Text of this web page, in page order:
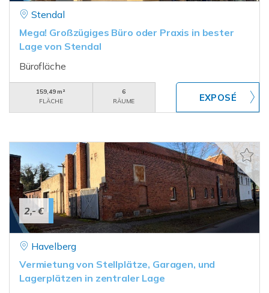
Stendal
Mega! Großzügiges Büro oder Praxis in bester
Lage von Stendal
Bürofläche
159,49 m²
FLÄCHE
6
RÄUME
2,- €
Havelberg
Vermietung von Stellplätze, Garagen, und
Lagerplätzen in zentraler Lage